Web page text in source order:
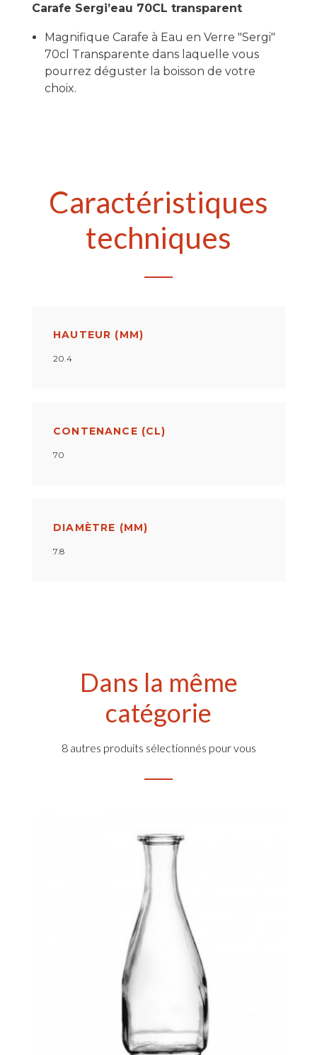
Carafe Sergi’eau 70CL transparent
Magnifique Carafe à Eau en Verre "Sergi"
70cl Transparente dans laquelle vous
pourrez déguster la boisson de votre
choix.
Caractéristiques
techniques
HAUTEUR (MM)
20.4
CONTENANCE (CL)
70
DIAMÈTRE (MM)
7.8
Dans la même
catégorie
8 autres produits sélectionnés pour vous